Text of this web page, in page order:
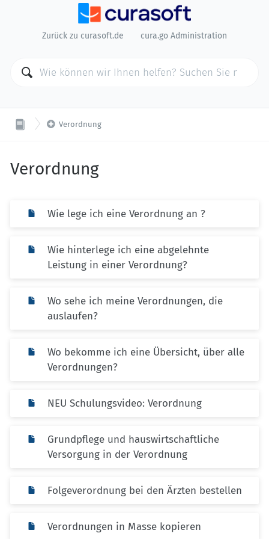
Zurück zu curasoft.de cura.go Administration
 Verordnung
Verordnung
Wie lege ich eine Verordnung an ?
Wie hinterlege ich eine abgelehnte
Leistung in einer Verordnung?
Wo sehe ich meine Verordnungen, die
auslaufen?
Wo bekomme ich eine Übersicht, über alle
Verordnungen?
NEU Schulungsvideo: Verordnung
Grundpflege und hauswirtschaftliche
Versorgung in der Verordnung
Folgeverordnung bei den Ärzten bestellen
Verordnungen in Masse kopieren